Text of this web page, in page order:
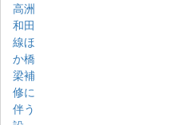
高洲
和田
線ほ
か橋
梁補
修に
伴う